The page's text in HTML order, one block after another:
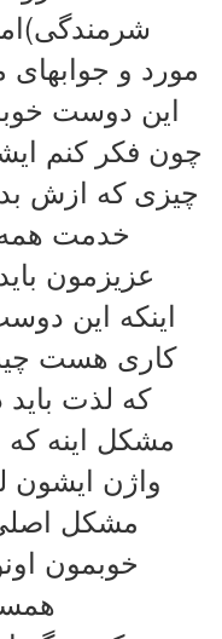
مورد و جوابهای
این دوست
چون فکر کنم
چیزی که ازش
خدمت
عزیزمون
اینکه این
کاری هست
که لذت
مشکل اینه که
واژن ایشون
مشکل
خوبمون